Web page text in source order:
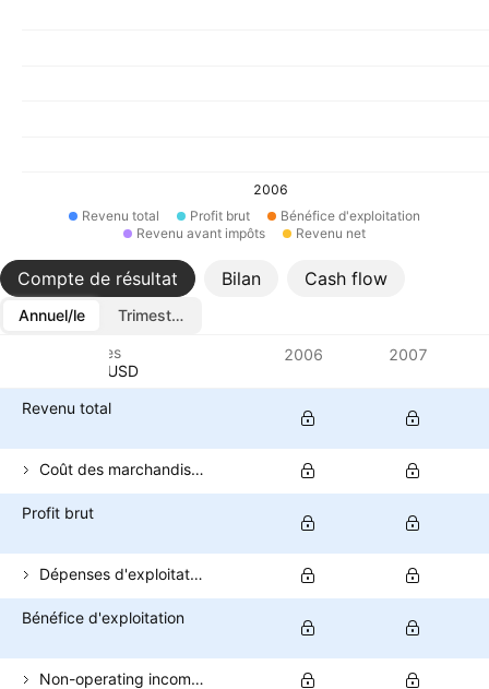
2006
Revenu total
Profit brut
Bénéfice d'exploitation
Revenu avant impôts
Revenu net
Compte de résultat Bilan Cash flow
Annuel/le
Trimestriel/le
Métriques
Devise: USD
2006 2007
Revenu total
Coût des marchandises vendues
Profit brut
Dépenses d'exploitation (hors COGS)
Bénéfice d'exploitation
Non-operating income (total)